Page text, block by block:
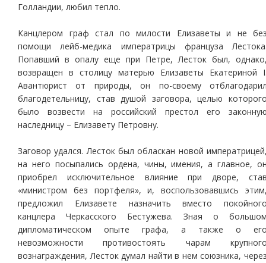
Голландии, любил тепло.
Канцлером граф стал по милости Елизаветы и не
помощи лейб-медика императрицы француза
Попавший в опалу еще при Петре, Лесток был,
возвращен в столицу матерью Елизаветы Екатериной
Авантюрист от природы, он по-своему
благодетельницу, став душой заговора, целью
было возвести на российский престол его
наследницу – Елизавету Петровну.
Заговор удался. Лесток был обласкан новой
на него посыпались ордена, чины, имения, а главное,
приобрел исключительное влияние при дворе,
«министром без портфеля», и, воспользовавшись
предложил Елизавете назначить вместо
канцлера Черкасского Бестужева. Зная о
дипломатическом опыте графа, а также о
невозможности противостоять чарам
вознаграждения, Лесток думал найти в нем союзника,